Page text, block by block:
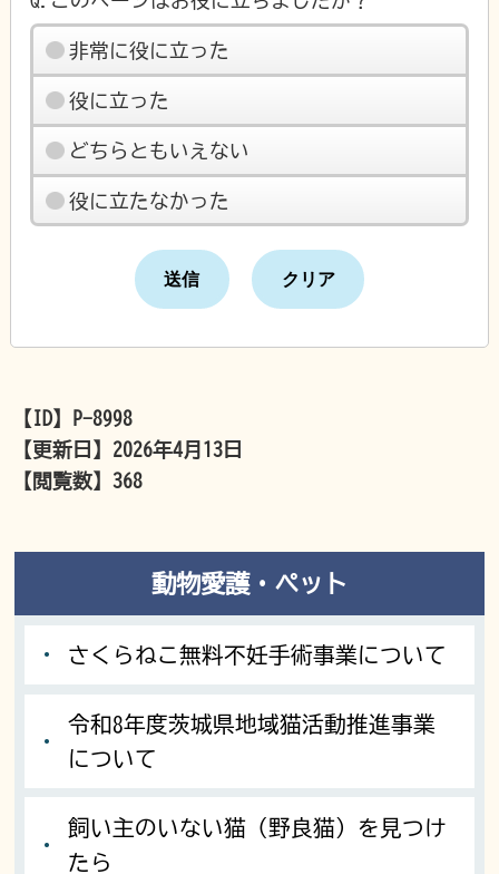
非常に役に立った
役に立った
どちらともいえない
役に立たなかった
【ID】
P-8998
【更新日】 2026年4月13日
【閲覧数】368
動物愛護・ペット
さくらねこ無料不妊手術事業について
令和8年度茨城県地域猫活動推進事業
について
飼い主のいない猫（野良猫）を見つけ
たら